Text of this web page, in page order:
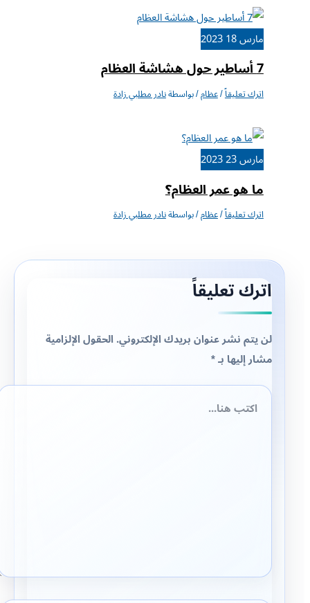
مارس18
2023
7 أساطير حول هشاشة العظام
اترك تعليقاً/عظام/ بواسطةنادر مطلبي زادة
مارس23
2023
ما هو عمر العظام؟
اترك تعليقاً/عظام/ بواسطةنادر مطلبي زادة
اترك تعليقاً
لن يتم نشر عنوان بريدك الإلكتروني.الحقول الإلزامية
مشار إليها بـ*
اكتب
هنا...